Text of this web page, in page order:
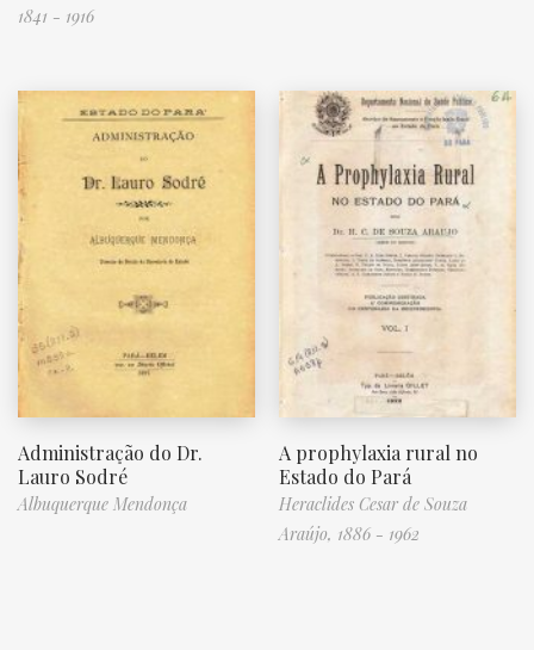
1841 - 1916
Administração do Dr.
Lauro Sodré
Albuquerque Mendonça
A prophylaxia rural no
Estado do Pará
Heraclides Cesar de Souza
Araújo, 1886 - 1962